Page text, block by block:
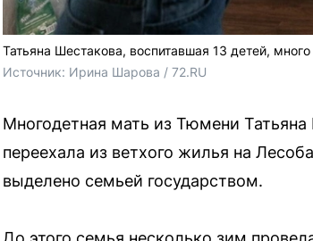
Татьяна Шестакова, воспитавшая 13 детей,
Источник: Ирина Шарова / 72.RU
Многодетная мать из Тюмени
переехала из ветхого жилья на
выделено семьей государством.